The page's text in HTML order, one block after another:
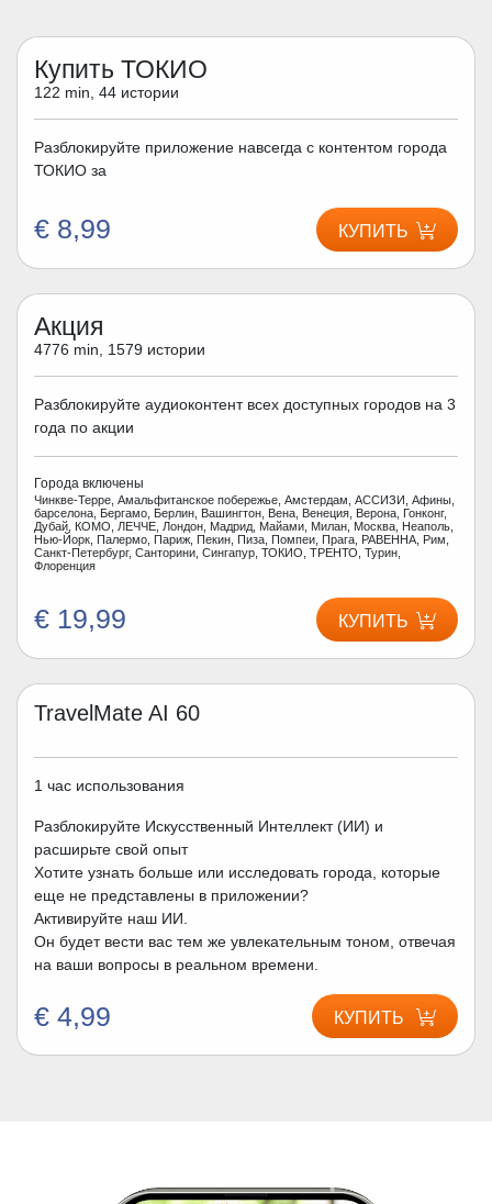
Купить ТОКИО
122 min, 44 истории
Разблокируйте приложение навсегда с контентом города
ТОКИО за
€ 8,99 КУПИТЬ
Акция
4776 min, 1579 истории
Разблокируйте аудиоконтент всех доступных городов на 3
года по акции
Города включены
Чинкве-Терре, Амальфитанское побережье, Амстердам, АССИЗИ, Афины,
барселона, Бергамо, Берлин, Вашингтон, Вена, Венеция, Верона, Гонконг,
Дубай, КОМО, ЛЕЧЧЕ, Лондон, Мадрид, Майами, Милан, Москва, Неаполь,
Нью-Йорк, Палермо, Париж, Пекин, Пиза, Помпеи, Прага, РАВЕННА, Рим,
Санкт-Петербург, Санторини, Сингапур, ТОКИО, ТРЕНТО, Турин,
Флоренция
€ 19,99 КУПИТЬ
TravelMate AI 60
1 час использования
Разблокируйте Искусственный Интеллект (ИИ) и
расширьте свой опыт
Хотите узнать больше или исследовать города, которые
еще не представлены в приложении?
Активируйте наш ИИ.
Он будет вести вас тем же увлекательным тоном, отвечая
на ваши вопросы в реальном времени.
€ 4,99 КУПИТЬ